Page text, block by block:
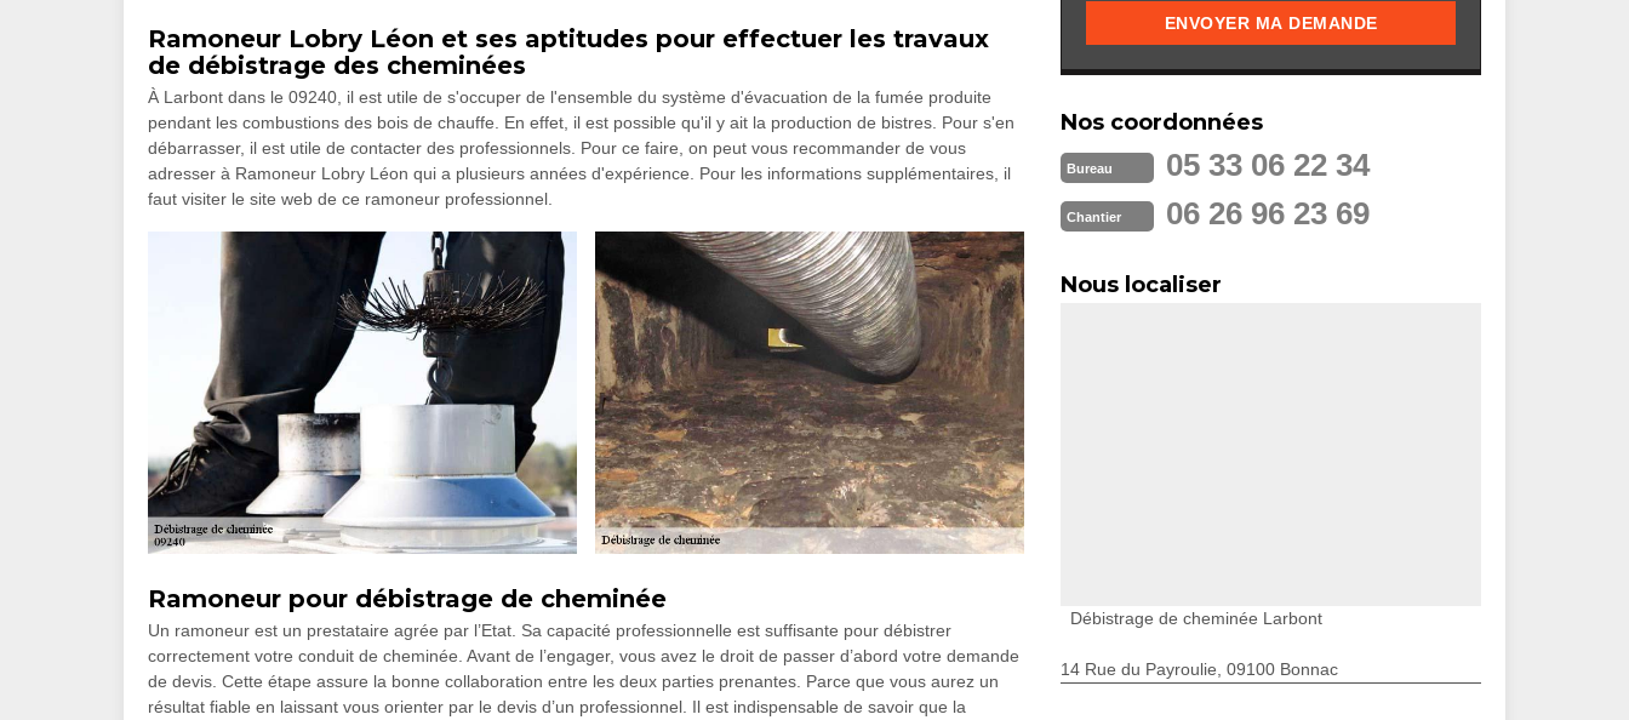
Ramoneur Lobry Léon et ses aptitudes pour effectuer les travaux
de débistrage des cheminées
À Larbont dans le 09240, il est utile de s'occuper de l'ensemble du système d'évacuation de la fumée produite
pendant les combustions des bois de chauffe. En effet, il est possible qu'il y ait la production de bistres. Pour s'en
débarrasser, il est utile de contacter des professionnels. Pour ce faire, on peut vous recommander de vous
adresser à Ramoneur Lobry Léon qui a plusieurs années d'expérience. Pour les informations supplémentaires, il
faut visiter le site web de ce ramoneur professionnel.
Ramoneur pour débistrage de cheminée
Un ramoneur est un prestataire agrée par l’Etat. Sa capacité professionnelle est suffisante pour débistrer
correctement votre conduit de cheminée. Avant de l’engager, vous avez le droit de passer d’abord votre demande
de devis. Cette étape assure la bonne collaboration entre les deux parties prenantes. Parce que vous aurez un
résultat fiable en laissant vous orienter par le devis d’un professionnel. Il est indispensable de savoir que la
Nos coordonnées
Bureau 05 33 06 22 34
Chantier 06 26 96 23 69
Nous localiser
Débistrage de cheminée Larbont
14 Rue du Payroulie, 09100 Bonnac